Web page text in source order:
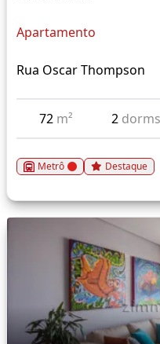
Apartamento
Rua Oscar Thompson
72 m² 2 dorms
Metrô Destaque